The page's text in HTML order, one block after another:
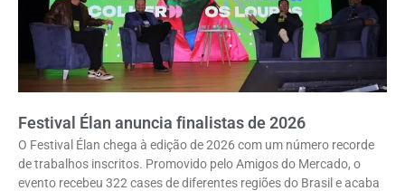
Festival Élan anuncia finalistas de 2026
O Festival Élan chega à edição de 2026 com um número recorde
de trabalhos inscritos. Promovido pelo Amigos do Mercado, o
evento recebeu 322 cases de diferentes regiões do Brasil e acaba